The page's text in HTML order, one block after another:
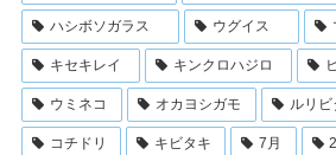
ハシボソガラス ウグイス
キセキレイ キンクロハジロ
ウミネコ オカヨシガモ ルリビ
コチドリ キビタキ 7月